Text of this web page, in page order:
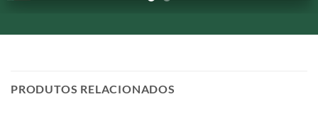
PRODUTOS RELACIONADOS